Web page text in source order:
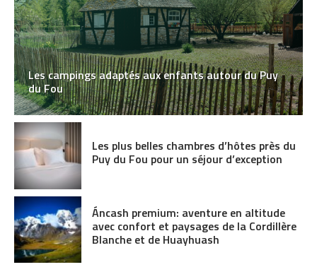
Les campings adaptés aux enfants autour du Puy
du Fou
Les plus belles chambres d’hôtes près du
Puy du Fou pour un séjour d’exception
Áncash premium: aventure en altitude
avec confort et paysages de la Cordillère
Blanche et de Huayhuash